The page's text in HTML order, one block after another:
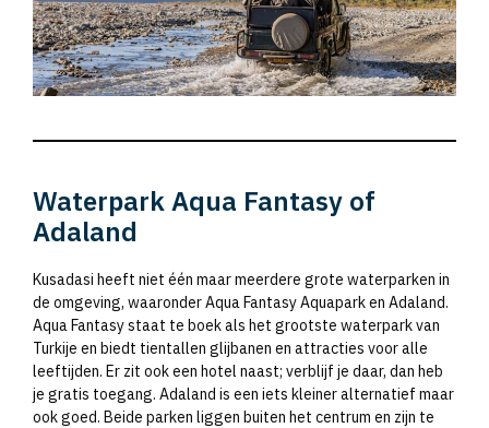
Waterpark Aqua Fantasy of
Adaland
Kusadasi heeft niet één maar meerdere grote waterparken in
de omgeving, waaronder Aqua Fantasy Aquapark en Adaland.
Aqua Fantasy staat te boek als het grootste waterpark van
Turkije en biedt tientallen glijbanen en attracties voor alle
leeftijden. Er zit ook een hotel naast; verblijf je daar, dan heb
je gratis toegang. Adaland is een iets kleiner alternatief maar
ook goed. Beide parken liggen buiten het centrum en zijn te